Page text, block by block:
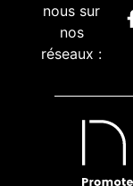
nous sur
nos
réseaux :